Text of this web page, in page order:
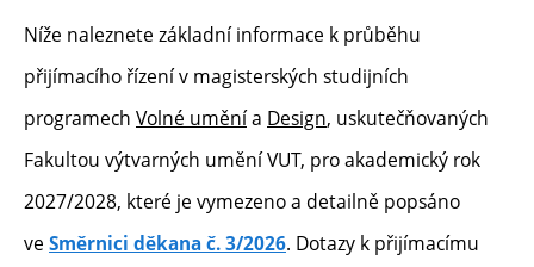
Níže naleznete základní informace k průběhu
přijímacího řízení v magisterských studijních
programech Volné uměnía Design, uskutečňovaných
Fakultou výtvarných umění VUT, pro akademický rok
2027/2028, které je vymezeno a detailně popsáno
ve Směrnici děkana č. 3/2026. Dotazy k přijímacímu